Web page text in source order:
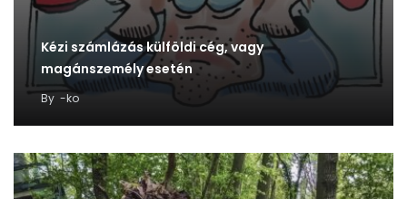
Kézi számlázás külföldi cég, vagy
magánszemély esetén
By -ko